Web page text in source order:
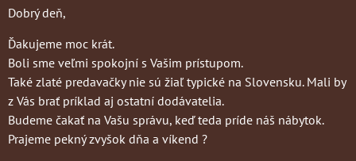
Dobrý deň,
Ďakujeme moc krát.
Boli sme veľmi spokojní s Vašim prístupom.
Také zlaté predavačky nie sú žiaľ typické na Slovensku. Mali by
z Vás brať príklad aj ostatní dodávatelia.
Budeme čakať na Vašu správu, keď teda príde náš nábytok.
Prajeme pekný zvyšok dňa a víkend ?